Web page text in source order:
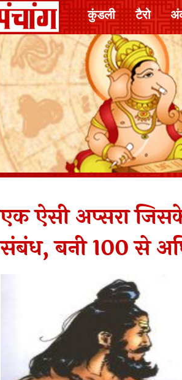
कुंडली टैरो
एक ऐसी अप्सरा
संबंध, बनी 100 से